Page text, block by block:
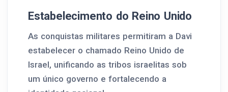
Estabelecimento do Reino Unido
As conquistas militares permitiram a Davi
estabelecer o chamado Reino Unido de
Israel, unificando as tribos israelitas sob
um único governo e fortalecendo a